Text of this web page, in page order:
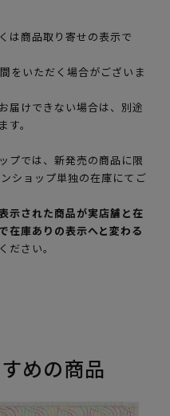
は商品取り寄せの表示で
をいただく場合がございま
届けできない場合は、別途
。
プでは、新発売の商品に限
ショップ単独の在庫にてご
示された商品が実店舗と在
在庫ありの表示へと変わる
ださい。
めの商品